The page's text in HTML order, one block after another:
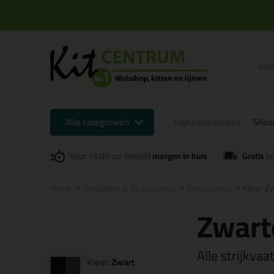
Alle categorieën
Voor 16:00 uur besteldmorgen in huis Gratis
Kleur:
Kleur:Zwart
Alle